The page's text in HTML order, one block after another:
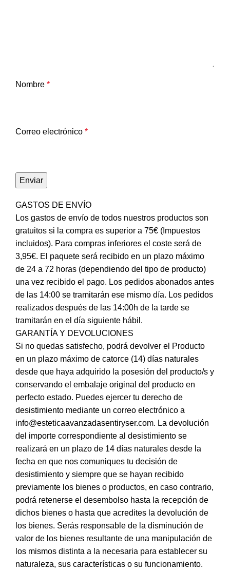
Nombre *
Correo electrónico *
GASTOS DE ENVÍO
Los gastos de envío de todos nuestros productos son
gratuitos si la compra es superior a 75€ (Impuestos
incluidos). Para compras inferiores el coste será de
3,95€. El paquete será recibido en un plazo máximo
de 24 a 72 horas (dependiendo del tipo de producto)
una vez recibido el pago. Los pedidos abonados antes
de las 14:00 se tramitarán ese mismo día. Los pedidos
realizados después de las 14:00h de la tarde se
tramitarán en el día siguiente hábil.
GARANTÍA Y DEVOLUCIONES
Si no quedas satisfecho, podrá devolver el Producto
en un plazo máximo de catorce (14) días naturales
desde que haya adquirido la posesión del producto/s y
conservando el embalaje original del producto en
perfecto estado. Puedes ejercer tu derecho de
desistimiento mediante un correo electrónico a
info@esteticaavanzadasentiryser.com. La devolución
del importe correspondiente al desistimiento se
realizará en un plazo de 14 días naturales desde la
fecha en que nos comuniques tu decisión de
desistimiento y siempre que se hayan recibido
previamente los bienes o productos, en caso contrario,
podrá retenerse el desembolso hasta la recepción de
dichos bienes o hasta que acredites la devolución de
los bienes. Serás responsable de la disminución de
valor de los bienes resultante de una manipulación de
los mismos distinta a la necesaria para establecer su
naturaleza, sus características o su funcionamiento.